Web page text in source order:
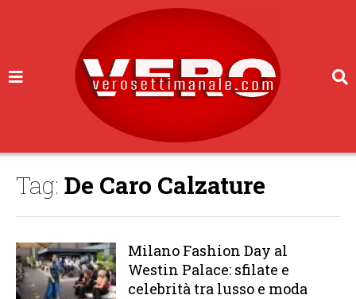
Tag: De Caro Calzature
Milano Fashion Day al
Westin Palace: sfilate e
celebrità tra lusso e moda